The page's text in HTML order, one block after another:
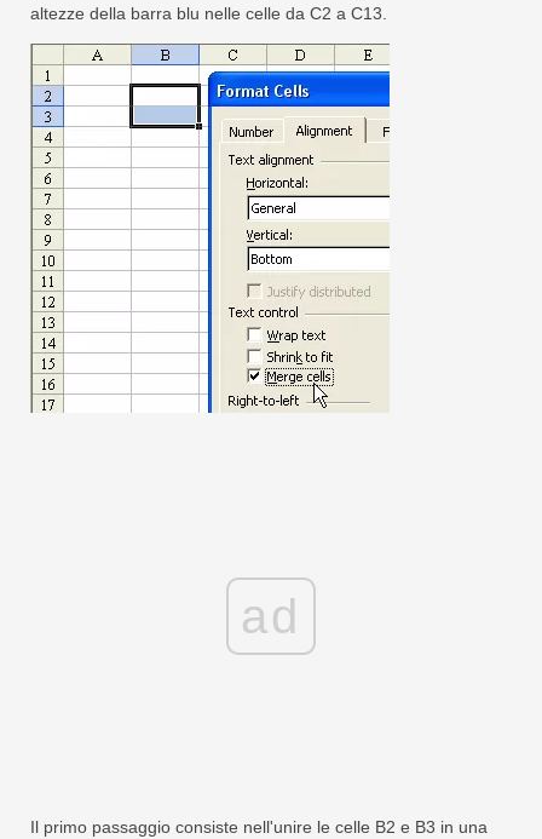
altezze della barra blu nelle celle da C2 a C13.
ad
Il primo passaggio consiste nell'unire le celle B2 e B3 in una